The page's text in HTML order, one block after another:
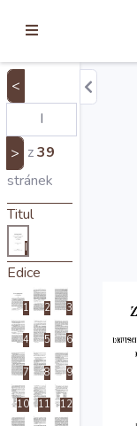
Úvod
Edice
Mapy
O projektu
<
> z39
stránek
Titul
I
Edice
1 2 3
4 5 6
7 8 9
10 11 12